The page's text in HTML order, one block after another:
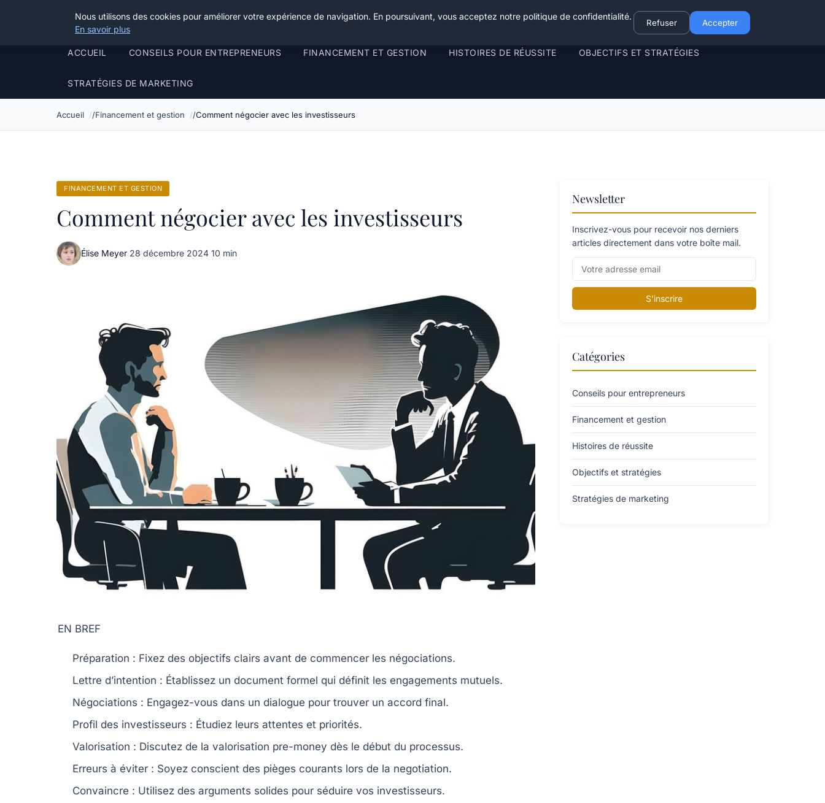
Henry Panky
ACCUEIL CONSEILS POUR ENTREPRENEURS FINANCEMENT ET GESTION HISTOIRES DE RÉUSSITE OBJECTIFS ET STRATÉGIES
STRATÉGIES DE MARKETING
Accueil Financement et gestion Comment négocier avec les investisseurs
FINANCEMENT ET GESTION
Comment négocier avec les investisseurs
Élise Meyer·28 décembre 2024·10 min
EN BREF
Préparation : Fixez des objectifs clairs avant de commencer les négociations.
Lettre d’intention : Établissez un document formel qui définit les engagements mutuels.
Négociations : Engagez-vous dans un dialogue pour trouver un accord final.
Profil des investisseurs : Étudiez leurs attentes et priorités.
Valorisation : Discutez de la valorisation pre-money dès le début du processus.
Erreurs à éviter : Soyez conscient des pièges courants lors de la negotiation.
Convaincre : Utilisez des arguments solides pour séduire vos investisseurs.
Newsletter
Inscrivez-vous pour recevoir nos derniers
articles directement dans votre boîte mail.
S'inscrire
Catégories
Conseils pour entrepreneurs
Financement et gestion
Histoires de réussite
Objectifs et stratégies
Stratégies de marketing
Nous utilisons des cookies pour améliorer votre expérience de navigation. En poursuivant, vous acceptez notre politique de confidentialité.
En savoir plus
Refuser Accepter